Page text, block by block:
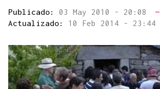
Publicado: 03 May 2010 - 20:08
—
Actualizado: 10 Feb 2014 - 23:44